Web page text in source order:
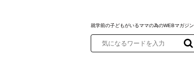
就学前の子どもがいるママの為のWEBマガジン